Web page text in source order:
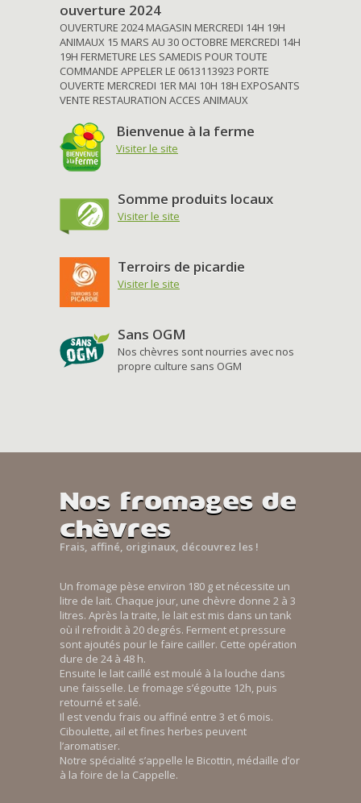
ouverture 2024
OUVERTURE 2024 MAGASIN MERCREDI 14H 19H
ANIMAUX 15 MARS AU 30 OCTOBRE MERCREDI 14H
19H FERMETURE LES SAMEDIS POUR TOUTE
COMMANDE APPELER LE 0613113923 PORTE
OUVERTE MERCREDI 1ER MAI 10H 18H EXPOSANTS
VENTE RESTAURATION ACCES ANIMAUX
Bienvenue à la ferme
Visiter le site
Somme produits locaux
Visiter le site
Terroirs de picardie
Visiter le site
Sans OGM
Nos chèvres sont nourries avec nos
propre culture sans OGM
Nos fromages de
chèvres
Frais, affiné, originaux, découvrez les !
Un fromage pèse environ 180 g et nécessite un
litre de lait. Chaque jour, une chèvre donne 2 à 3
litres. Après la traite, le lait est mis dans un tank
où il refroidit à 20 degrés. Ferment et pressure
sont ajoutés pour le faire cailler. Cette opération
dure de 24 à 48 h.
Ensuite le lait caillé est moulé à la louche dans
une faisselle. Le fromage s’égoutte 12h, puis
retourné et salé.
Il est vendu frais ou affiné entre 3 et 6 mois.
Ciboulette, ail et fines herbes peuvent
l’aromatiser.
Notre spécialité s’appelle le Bicottin, médaille d’or
à la foire de la Cappelle.